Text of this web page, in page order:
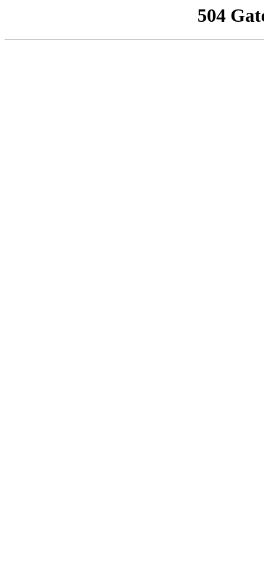
504